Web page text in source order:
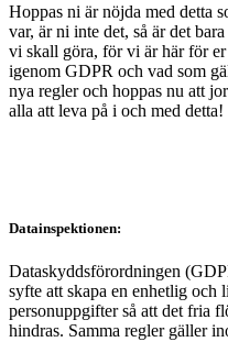
Hoppas ni är nöjda med detta
var, är ni inte det, så är det
vi skall göra, för vi är här för
igenom GDPR och vad som
nya regler och hoppas nu att
alla att leva på i och med detta!
Datainspektionen:
Dataskyddsförordningen
syfte att skapa en enhetlig
personuppgifter så att det fria
hindras. Samma regler gäller